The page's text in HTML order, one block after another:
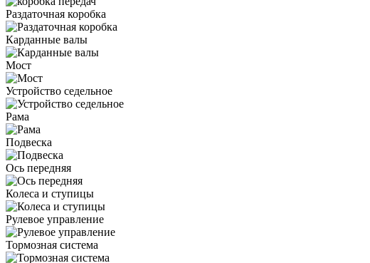
Раздаточная коробка
Карданные валы
Мост
Устройство седельное
Рама
Подвеска
Ось передняя
Колеса и ступицы
Рулевое управление
Тормозная система